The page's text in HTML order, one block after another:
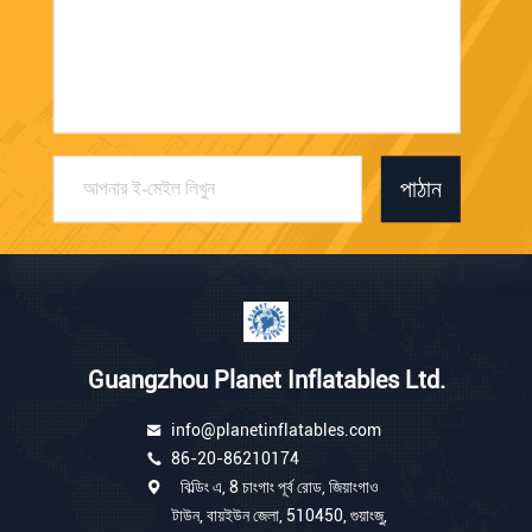
পাঠান
Guangzhou Planet Inflatables Ltd.
info@planetinflatables.com
86-20-86210174
বিল্ডিং এ, 8 চাংগাং পূর্ব রোড, জিয়াংগাও
টাউন, বায়ইউন জেলা, 510450, গুয়াংজু,